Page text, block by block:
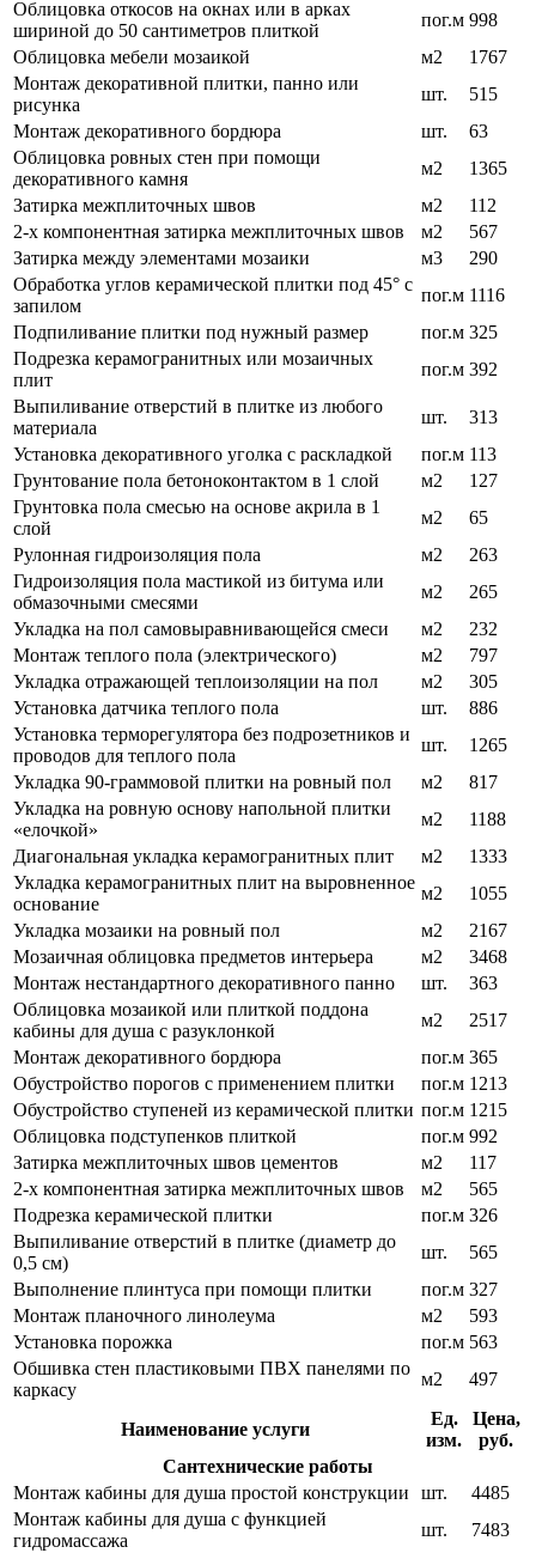
Облицовка откосов на окнах или в арках
шириной до 50 сантиметров плиткой
пог.м 998
Облицовка мебели мозаикой
м2
1767
Монтаж декоративной плитки, панно или
рисунка
шт.
515
Монтаж декоративного бордюра
шт.
63
Облицовка ровных стен при помощи
декоративного камня
м2
1365
Затирка межплиточных швов
м2
112
2-х компонентная затирка межплиточных швов
м2
567
Затирка между элементами мозаики
м3
290
Обработка углов керамической плитки под 45° с
запилом
пог.м 1116
Подпиливание плитки под нужный размер
пог.м 325
Подрезка керамогранитных или мозаичных
плит
пог.м 392
Выпиливание отверстий в плитке из любого
материала
шт.
313
Установка декоративного уголка с раскладкой
пог.м 113
Грунтование пола бетоноконтактом в 1 слой
м2
127
Грунтовка пола смесью на основе акрила в 1
слой
м2
65
Рулонная гидроизоляция пола
м2
263
Гидроизоляция пола мастикой из битума или
обмазочными смесями
м2
265
Укладка на пол самовыравнивающейся смеси
м2
232
Монтаж теплого пола (электрического)
м2
797
Укладка отражающей теплоизоляции на пол
м2
305
Установка датчика теплого пола
шт.
886
Установка терморегулятора без подрозетников и
проводов для теплого пола
шт.
1265
Укладка 90-граммовой плитки на ровный пол
м2
817
Укладка на ровную основу напольной плитки
«елочкой»
м2
1188
Диагональная укладка керамогранитных плит
м2
1333
Укладка керамогранитных плит на выровненное
основание
м2
1055
Укладка мозаики на ровный пол
м2
2167
Мозаичная облицовка предметов интерьера
м2
3468
Монтаж нестандартного декоративного панно
шт.
363
Облицовка мозаикой или плиткой поддона
кабины для душа с разуклонкой
м2
2517
Монтаж декоративного бордюра
пог.м 365
Обустройство порогов с применением плитки
пог.м 1213
Обустройство ступеней из керамической плитки пог.м 1215
Облицовка подступенков плиткой
пог.м 992
Затирка межплиточных швов цементов
м2
117
2-х компонентная затирка межплиточных швов
м2
565
Подрезка керамической плитки
пог.м 326
Выпиливание отверстий в плитке (диаметр до
0,5 см)
шт.
565
Выполнение плинтуса при помощи плитки
пог.м 327
Монтаж планочного линолеума
м2
593
Установка порожка
пог.м 563
Обшивка стен пластиковыми ПВХ панелями по
каркасу
м2 497
Наименование услуги
Ед.
изм.
Цена,
руб.
Сантехнические работы
Монтаж кабины для душа простой конструкции
шт.
4485
Монтаж кабины для душа с функцией
гидромассажа
шт.
7483